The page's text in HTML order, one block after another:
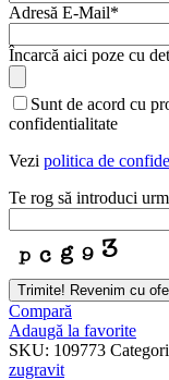
Adresă E-Mail*
Încarcă aici poze cu
Sunt de acord cu
confidentialitate
Vezi politica de
Te rog să introduci
Trimite! Revenim cu
Website
URL*
Compară
Adaugă la favorite
SKU: 109773
zugravit